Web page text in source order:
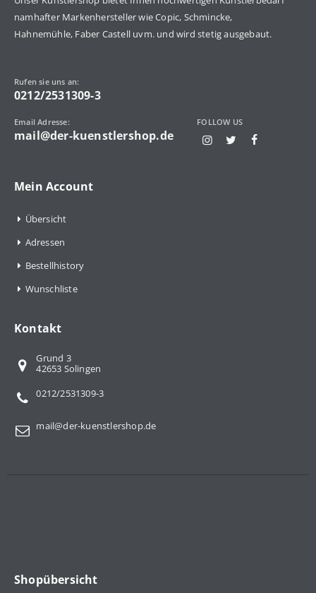
namhafter Markenhersteller wie Copic, Schmincke,
Hahnemühle, Faber Castell uvm. und wird stetig ausgebaut.
Rufen sie uns an:
0212/2531309-3
Email Adresse:
mail@der-kuenstlershop.de
FOLLOW US
Mein Account
Übersicht
Adressen
Bestellhistory
Wunschliste
Kontakt
Grund 3
42653 Solingen
0212/2531309-3
mail@der-kuenstlershop.de
Shopübersicht